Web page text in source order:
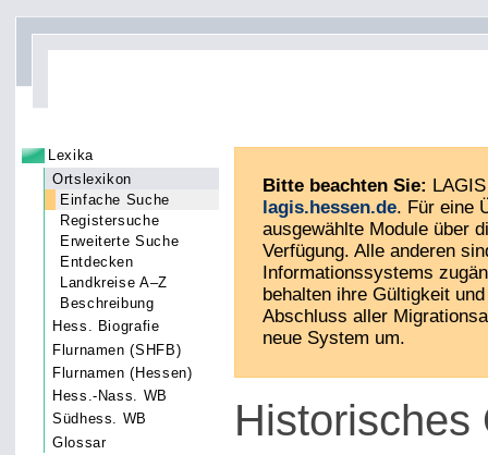
Lexika
Ortslexikon
Einfache Suche
Registersuche
Erweiterte Suche
Entdecken
Landkreise A–Z
Beschreibung
Hess. Biografie
Flurnamen (SHFB)
Flurnamen (Hessen)
Hess.-Nass. WB
Südhess. WB
Glossar
Bitte beachten Sie:
lagis.hessen.de. Für eine
ausgewählte Module über
Verfügung. Alle anderen
Informationssystems
behalten ihre Gültigkeit
Abschluss aller
neue System um.
Historisches